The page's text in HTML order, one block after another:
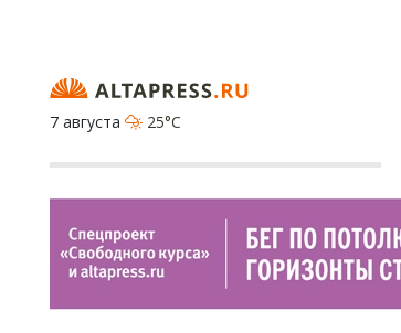
7 августа
25°C